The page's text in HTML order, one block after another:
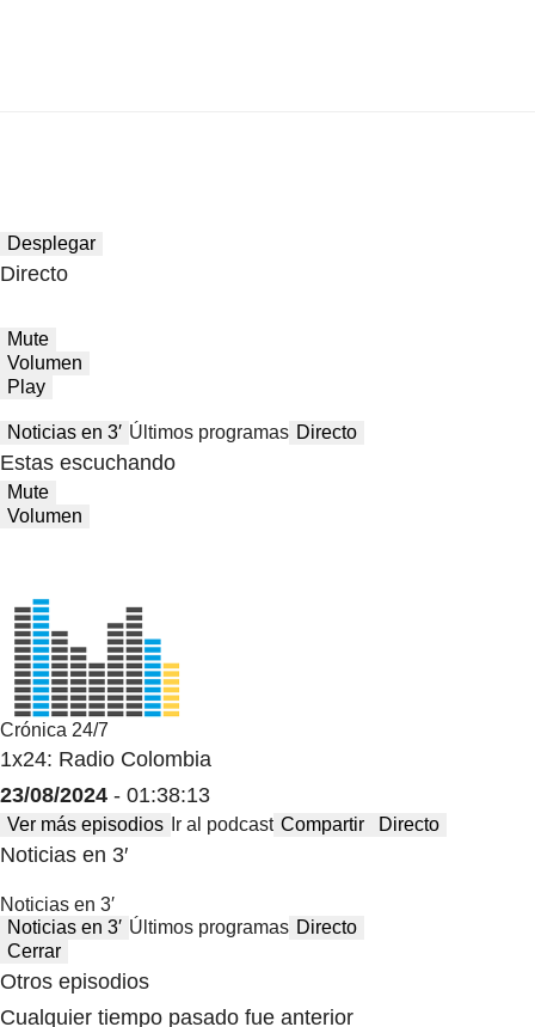
Desplegar
Directo
Mute
Volumen
Play
Noticias en 3′ Últimos programas Directo
Estas escuchando
Mute
Volumen
Crónica 24/7
1x24: Radio Colombia
23/08/2024 - 01:38:13
Ver más episodios Ir al podcast Compartir Directo
Noticias en 3′
Noticias en 3′
Noticias en 3′ Últimos programas Directo
Cerrar
Otros episodios
Cualquier tiempo pasado fue anterior